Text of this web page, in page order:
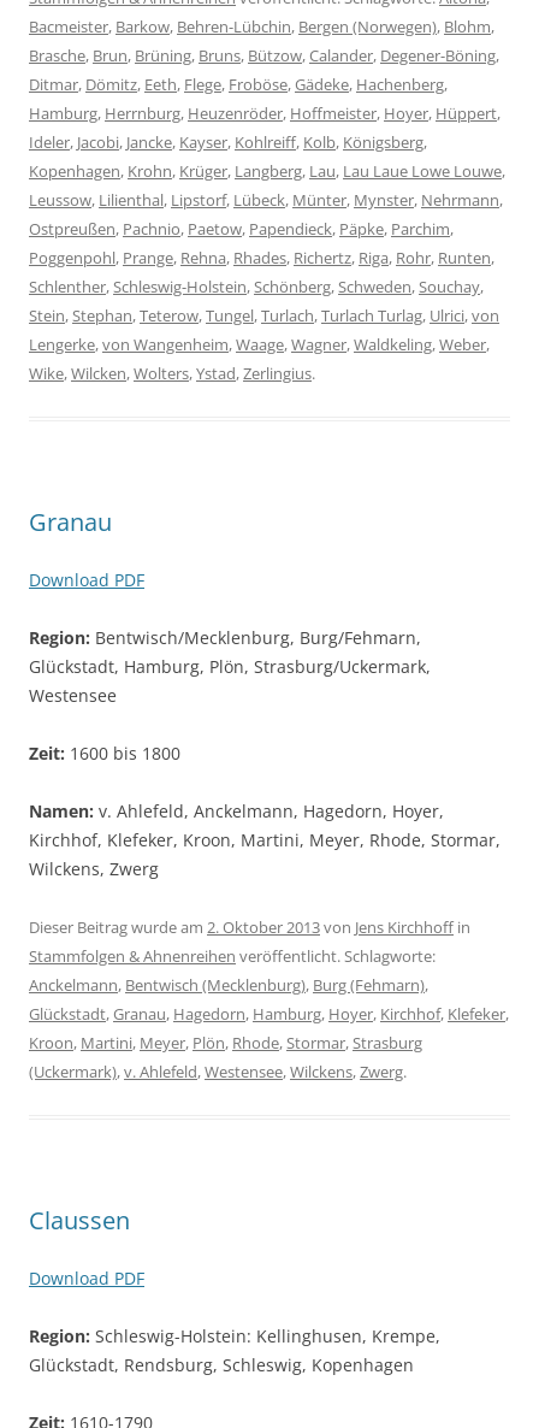
Bacmeister, Barkow, Behren-Lübchin, Bergen (Norwegen), Blohm,
Brasche, Brun, Brüning, Bruns, Bützow,Calander, Degener-Böning,
Ditmar, Dömitz, Eeth, Flege, Froböse,Gädeke, Hachenberg,
Hamburg, Herrnburg, Heuzenröder, Hoffmeister, Hoyer, Hüppert,
Ideler, Jacobi, Jancke, Kayser, Kohlreiff, Kolb, Königsberg,
Kopenhagen, Krohn, Krüger, Langberg, Lau, Lau Laue Lowe Louwe,
Leussow, Lilienthal, Lipstorf, Lübeck, Münter, Mynster, Nehrmann,
Ostpreußen, Pachnio, Paetow, Papendieck, Päpke, Parchim,
Poggenpohl, Prange, Rehna, Rhades, Richertz, Riga, Rohr, Runten,
Schlenther,Schleswig-Holstein,Schönberg,Schweden,Souchay,
Stein,Stephan,Teterow,Tungel,Turlach,Turlach Turlag, Ulrici,von
Lengerke,von Wangenheim,Waage,Wagner,Waldkeling,Weber,
Wike,Wilcken,Wolters,Ystad,Zerlingius.
Granau
Download PDF
Region: Bentwisch/Mecklenburg, Burg/Fehmarn,
Glückstadt, Hamburg, Plön, Strasburg/Uckermark,
Westensee
Zeit: 1600 bis 1800
Namen: v. Ahlefeld, Anckelmann, Hagedorn, Hoyer,
Kirchhof, Klefeker, Kroon, Martini, Meyer, Rhode, Stormar,
Wilckens, Zwerg
Dieser Beitrag wurde am 2. Oktober 2013von Jens Kirchhoffin
Stammfolgen & Ahnenreihen veröffentlicht. Schlagworte:
Anckelmann, Bentwisch (Mecklenburg), Burg (Fehmarn),
Glückstadt,Granau, Hagedorn, Hamburg, Hoyer, Kirchhof, Klefeker,
Kroon, Martini, Meyer, Plön, Rhode,Stormar,Strasburg
(Uckermark),v. Ahlefeld,Westensee,Wilckens,Zwerg.
Claussen
Download PDF
Region: Schleswig-Holstein: Kellinghusen, Krempe,
Glückstadt, Rendsburg, Schleswig, Kopenhagen
Zeit: 1610-1790